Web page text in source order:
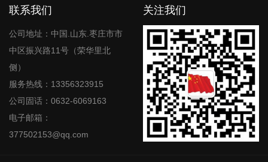
联系我们
公司地址：中国.山东.枣庄市市
中区振兴路11号（荣华里北
侧）
服务热线：13356323915
公司固话：0632-6069163
电子邮箱：
377502153@qq.com
关注我们